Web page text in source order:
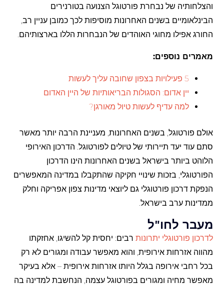
והצלחותיה של נבחרת פורטוגל הצנועה בטורנירים
הבינלאומיים בשנים האחרונות מוסיפות לכך כמובן עניין רב,
החורג אפילו מחוגי האוהדים של הנבחרות הללו בארצותיהם.
מאמרים נוספים:
5 פעילויות בצפון שחובה עליך לעשות
יין אדום: הסגולות הבריאותיות של היין האדום
למה עדיף לעשות טיול מאורגן?
אולם פורטוגל, בשנים האחרונות, מעניינת הרבה יותר מאשר
סתם עוד יעד תיירותי של טיולים לפורטוגל. הדרכון האירופי
הלוהט ביותר בישראל בשנים האחרונות הינו הדרכון
הפורטוגלי, בזכות שינויי חקיקה שהתקבלו במדינה המאפשרים
הנפקת דרכון פורטוגלי גם ליוצאי מדינות צפון אפריקה וחלק
ממדינות ערב בישראל.
מעבר לחו"ל
לדרכון פורטוגלי יתרונות רבים: יחסית קל להשיגו, אחזקתו
מהווה אזרחות אירופית, והוא מאפשר עבודה ומגורים לא רק
בכל רחבי אירופה בגלל היותו אזרחות אירופית – אלא בעיקר
מאפשר מחיה ומגורים בפורטוגל עצמה, הנחשבת למדינה בה